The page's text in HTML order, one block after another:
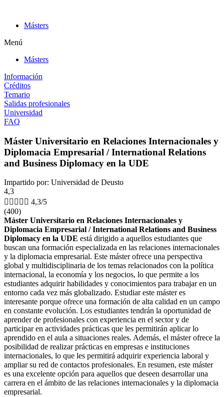
contenidoMásters
Menú
Másters
Información
Créditos
Temario
Salidas profesionales
Universidad
FAQ
Máster Universitario en Relaciones Internacionales y
Diplomacia Empresarial / International Relations
and Business Diplomacy en la UDE
Impartido por: Universidad de Deusto
4,3
     4,3/5
(400)
Máster Universitario en Relaciones Internacionales y
Diplomacia Empresarial / International Relations and Business
Diplomacy en la UDE está dirigido a aquellos estudiantes que
buscan una formación especializada en las relaciones internacionales
y la diplomacia empresarial. Este máster ofrece una perspectiva
global y multidisciplinaria de los temas relacionados con la política
internacional, la economía y los negocios, lo que permite a los
estudiantes adquirir habilidades y conocimientos para trabajar en un
entorno cada vez más globalizado. Estudiar este máster es
interesante porque ofrece una formación de alta calidad en un campo
en constante evolución. Los estudiantes tendrán la oportunidad de
aprender de profesionales con experiencia en el sector y de
participar en actividades prácticas que les permitirán aplicar lo
aprendido en el aula a situaciones reales. Además, el máster ofrece la
posibilidad de realizar prácticas en empresas e instituciones
internacionales, lo que les permitirá adquirir experiencia laboral y
ampliar su red de contactos profesionales. En resumen, este máster
es una excelente opción para aquellos que deseen desarrollar una
carrera en el ámbito de las relaciones internacionales y la diplomacia
empresarial.